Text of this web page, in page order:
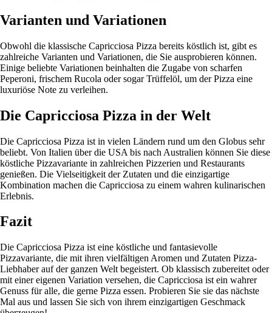
Varianten und Variationen
Obwohl die klassische Capricciosa Pizza bereits köstlich ist, gibt es
zahlreiche Varianten und Variationen, die Sie ausprobieren können.
Einige beliebte Variationen beinhalten die Zugabe von scharfen
Peperoni, frischem Rucola oder sogar Trüffelöl, um der Pizza eine
luxuriöse Note zu verleihen.
Die Capricciosa Pizza in der Welt
Die Capricciosa Pizza ist in vielen Ländern rund um den Globus sehr
beliebt. Von Italien über die USA bis nach Australien können Sie diese
köstliche Pizzavariante in zahlreichen Pizzerien und Restaurants
genießen. Die Vielseitigkeit der Zutaten und die einzigartige
Kombination machen die Capricciosa zu einem wahren kulinarischen
Erlebnis.
Fazit
Die Capricciosa Pizza ist eine köstliche und fantasievolle
Pizzavariante, die mit ihren vielfältigen Aromen und Zutaten Pizza-
Liebhaber auf der ganzen Welt begeistert. Ob klassisch zubereitet oder
mit einer eigenen Variation versehen, die Capricciosa ist ein wahrer
Genuss für alle, die gerne Pizza essen. Probieren Sie sie das nächste
Mal aus und lassen Sie sich von ihrem einzigartigen Geschmack